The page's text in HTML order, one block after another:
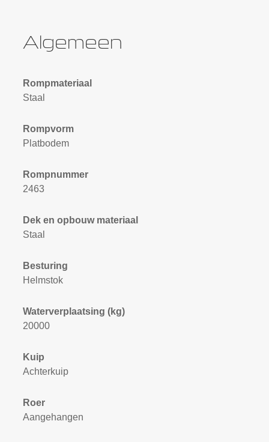
Algemeen
Rompmateriaal
Staal
Rompvorm
Platbodem
Rompnummer
2463
Dek en opbouw materiaal
Staal
Besturing
Helmstok
Waterverplaatsing (kg)
20000
Kuip
Achterkuip
Roer
Aangehangen